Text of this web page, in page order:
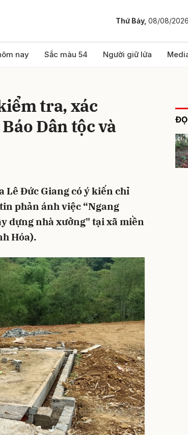
Thứ Bảy, 08/08/2026
nay Sắc màu 54 Người giữ lửa
tra, xác
Dân tộc và
Lê Đức Giang có ý kiến chỉ
phản ánh việc “Ngang
dựng nhà xưởng" tại xã miền
Hóa).